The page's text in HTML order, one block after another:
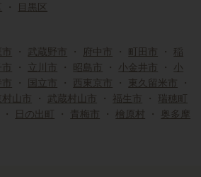
・ 目黒区
・ 武蔵野市 ・ 府中市 ・ 町田市 ・ 稲
・ 立川市 ・ 昭島市 ・ 小金井市 ・ 小
・ 国立市 ・ 西東京市 ・ 東久留米市
・
山市 ・ 武蔵村山市 ・ 福生市 ・
瑞穂町
・ 日の出町 ・ 青梅市 ・ 檜原村 ・
奥多摩